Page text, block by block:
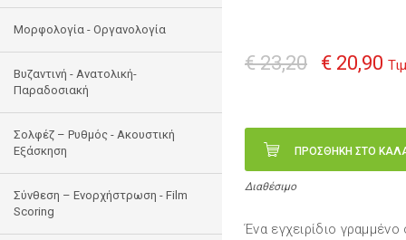
Μορφολογία - Οργανολογία
Bυζαντινή - Ανατολική-
Παραδοσιακή
Σολφέζ – Ρυθμός - Ακουστική
Εξάσκηση
Σύνθεση – Ενορχήστρωση - Film
Scoring
€ 23,20 € 20,90
ΠΡΟΣΘΗΚΗ ΣΤΟ
Διαθέσιμο
Ένα εγχειρίδιο